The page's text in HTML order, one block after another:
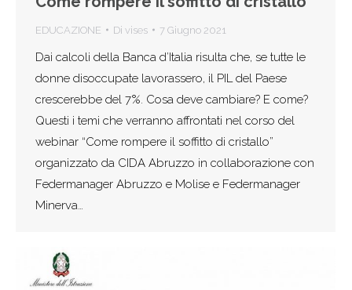
EDUCAZIONE Di vises 7 Giugno 2021
Dai calcoli della Banca d’Italia risulta che, se tutte le
donne disoccupate lavorassero, il PIL del Paese
crescerebbe del 7%. Cosa deve cambiare? E come?
Questi i temi che verranno affrontati nel corso del
webinar “Come rompere il soffitto di cristallo”
organizzato da CIDA Abruzzo in collaborazione con
Federmanager Abruzzo e Molise e Federmanager
Minerva…